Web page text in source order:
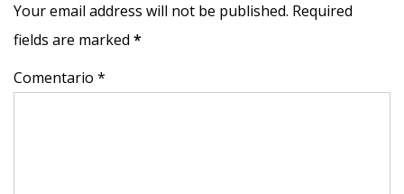
Your email address will not be published. Required
fields are marked *
Comentario *